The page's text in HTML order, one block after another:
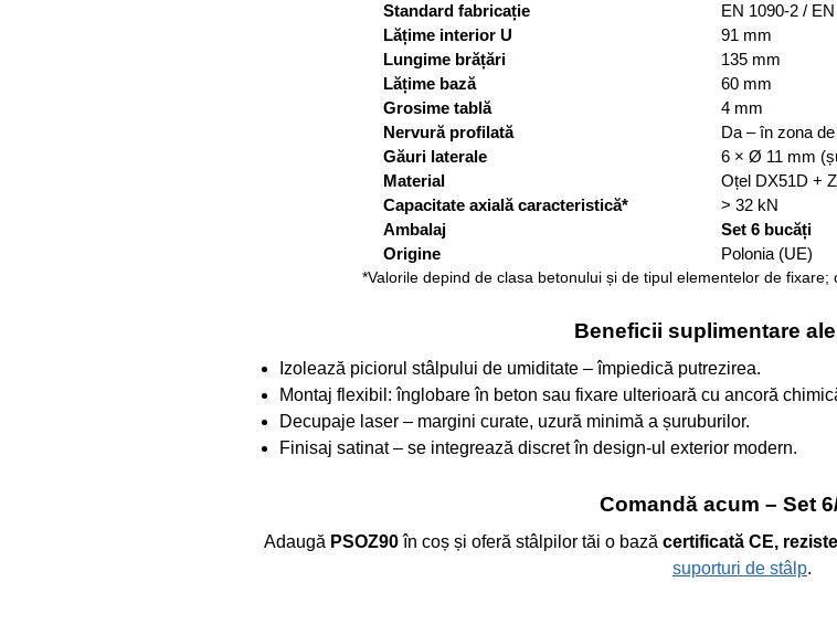
Standard fabricație
EN 1090-2 /
Lățime interior U
91 mm
Lungime brățări
135 mm
Lățime bază
60 mm
Grosime tablă
4 mm
Nervură profilată
Da – în zona
Găuri laterale
6 × Ø 11 mm
Material
Oțel DX51D +
Capacitate axială caracteristică*
> 32 kN
Ambalaj
Set 6 bucăți
Origine
Polonia (UE)
*Valorile depind de clasa betonului și de tipul elementelor de
Beneficii suplimentare
Izolează piciorul stâlpului de umiditate – împiedică putrezirea.
Montaj flexibil: înglobare în beton sau fixare ulterioară cu ancoră
Decupaje laser – margini curate, uzură minimă a șuruburilor.
Finisaj satinat – se integrează discret în design-ul exterior modern.
Comandă acum – Set
Adaugă PSOZ90în coș și oferă stâlpilor tăi o bază certificată CE,
suporturi de stâlp.